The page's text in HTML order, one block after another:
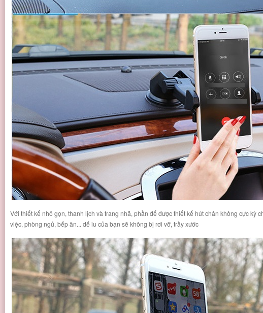
Với thiết kế nhỏ gọn, thanh lịch và trang nhã, phần đế được thiết kế hút chân không cực
việc, phòng ngủ, bếp ăn... dế iu của bạn sẽ không bị rơi vỡ, trầy xước